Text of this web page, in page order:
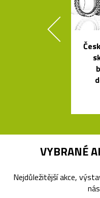
VYBRANÉ
Nejdůležitější akce,